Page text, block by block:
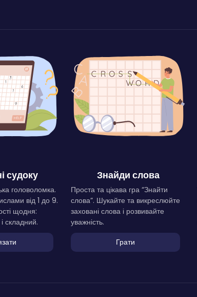
судоку
головоломка.
від 1 до 9.
щодня:
складний.
Знайди слова
Проста та цікава гра “Знайти
слова”. Шукайте та викреслюйте
заховані слова і розвивайте
уважність.
Грати